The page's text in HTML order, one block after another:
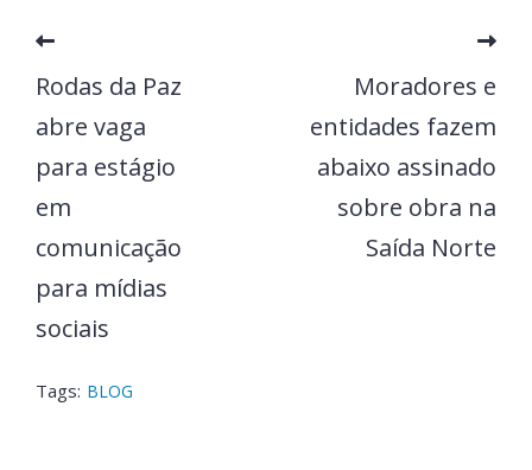
Rodas da Paz
abre vaga
para estágio
em
comunicação
para mídias
sociais
Moradores e
entidades fazem
abaixo assinado
sobre obra na
Saída Norte
Tags: BLOG